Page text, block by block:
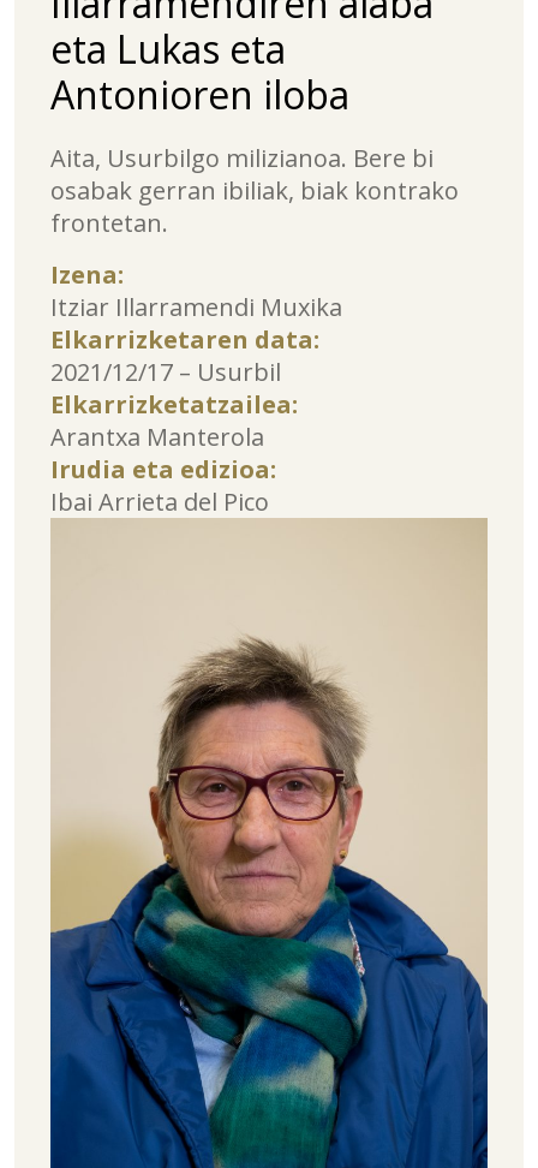
eta Lukas eta
Antonioren iloba
Aita, Usurbilgo milizianoa. Bere bi
osabak gerran ibiliak, biak kontrako
frontetan.
Izena:
Itziar Illarramendi Muxika
Elkarrizketaren data:
2021/12/17 – Usurbil
Elkarrizketatzailea:
Arantxa Manterola
Irudia eta edizioa:
Ibai Arrieta del Pico